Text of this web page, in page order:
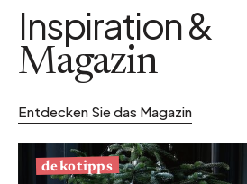
Inspiration &
Magazin
Entdecken Sie das Magazin
dekotipps